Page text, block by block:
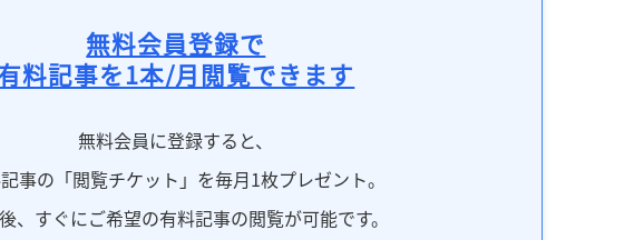
無料会員登録で
料記事を1本/月閲覧できます
無料会員に登録すると、
事の「閲覧チケット」を毎月1枚プレゼント。
、すぐにご希望の有料記事の閲覧が可能です。